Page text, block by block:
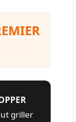
griller